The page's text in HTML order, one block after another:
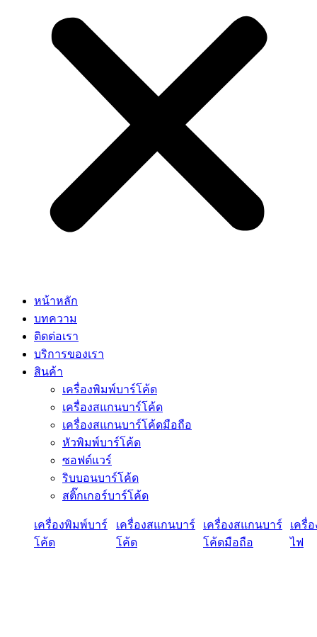
หน้าหลัก
บทความ
ติดต่อเรา
บริการของเรา
สินค้า
เครื่องพิมพ์บาร์โค้ด
เครื่องสแกนบาร์โค้ด
เครื่องสแกนบาร์โค้ดมือถือ
หัวพิมพ์บาร์โค้ด
ซอฟต์แวร์
ริบบอนบาร์โค้ด
สติ๊กเกอร์บาร์โค้ด
เครื่องพิมพ์บาร์
โค้ด
เครื่องสแกนบาร์
โค้ด
เครื่องสแกนบาร์
โค้ดมือถือ
เครื่
ไฟ